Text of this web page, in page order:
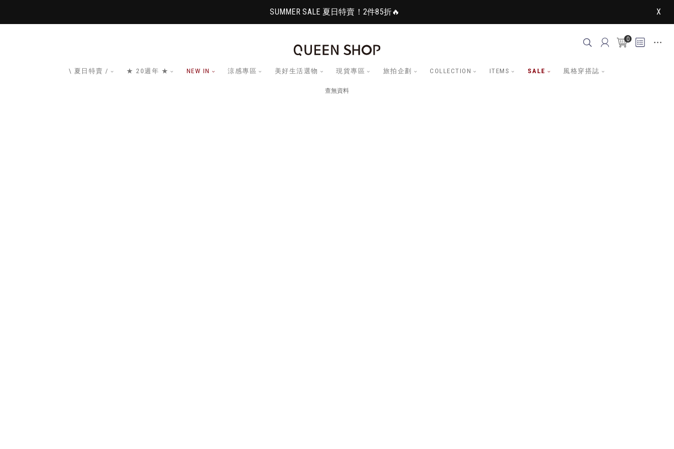
SUMMER SALE 夏日特賣！2件85折🔥 X
0
\ 夏日特賣 / ★ 20週年 ★ NEW IN 涼感專區 美好生活選物 現貨專區 旅拍企劃 COLLECTION ITEMS SALE 風格穿搭誌
查無資料